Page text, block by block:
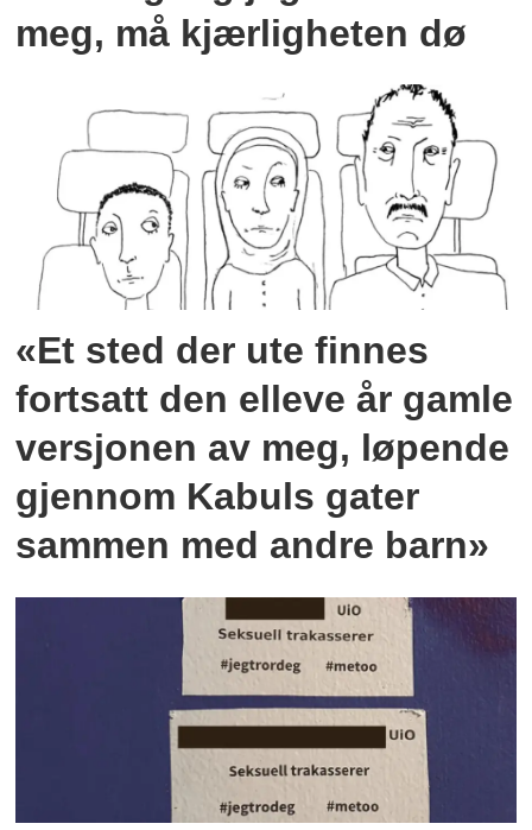
meg, må kjærligheten dø
«Et sted der ute finnes
fortsatt den elleve år gamle
versjonen av meg, løpende
gjennom Kabuls gater
sammen med andre barn»